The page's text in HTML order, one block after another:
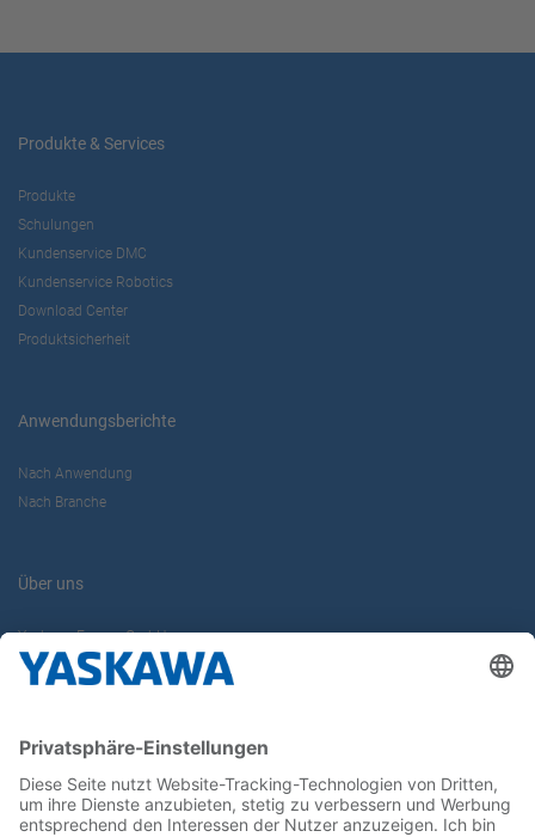
Produkte & Services
Produkte
Schulungen
Kundenservice DMC
Kundenservice Robotics
Download Center
Produktsicherheit
Anwendungsberichte
Nach Anwendung
Nach Branche
Über uns
Yaskawa Europe GmbH
Karriere
Newsletter